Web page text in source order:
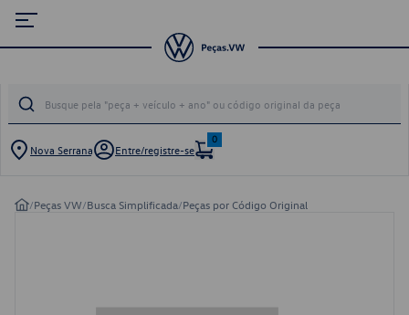
Nova Serrana Entre/registre-se
0
/Peças VW/Busca Simplificada/Peças por Código Original